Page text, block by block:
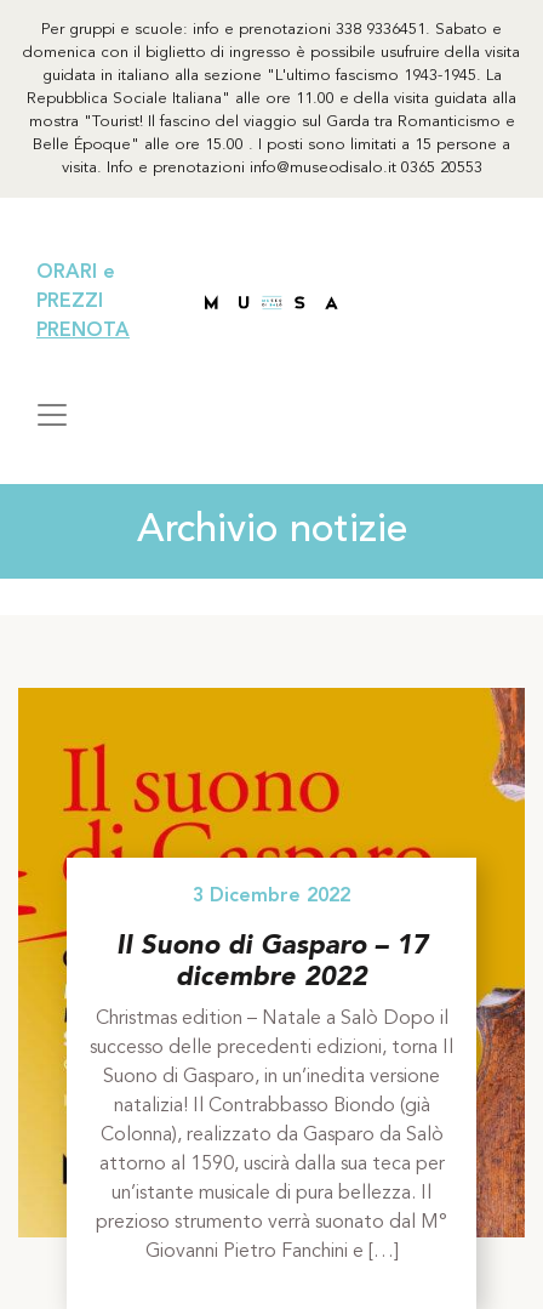
Per gruppi e scuole: info e prenotazioni 338 9336451. Sabato e
domenica con il biglietto di ingresso è possibile usufruire della visita
guidata in italiano alla sezione "L'ultimo fascismo 1943-1945. La
Repubblica Sociale Italiana" alle ore 11.00 e della visita guidata alla
mostra "Tourist! Il fascino del viaggio sul Garda tra Romanticismo e
Belle Époque" alle ore 15.00 . I posti sono limitati a 15 persone a
visita. Info e prenotazioni info@museodisalo.it 0365 20553
ORARI e
PREZZI
PRENOTA
Archivio notizie
3 Dicembre 2022
Il Suono di Gasparo – 17
dicembre 2022
Christmas edition – Natale a Salò Dopo il
successo delle precedenti edizioni, torna Il
Suono di Gasparo, in un’inedita versione
natalizia! Il Contrabbasso Biondo (già
Colonna), realizzato da Gasparo da Salò
attorno al 1590, uscirà dalla sua teca per
un’istante musicale di pura bellezza. Il
prezioso strumento verrà suonato dal M°
Giovanni Pietro Fanchini e […]